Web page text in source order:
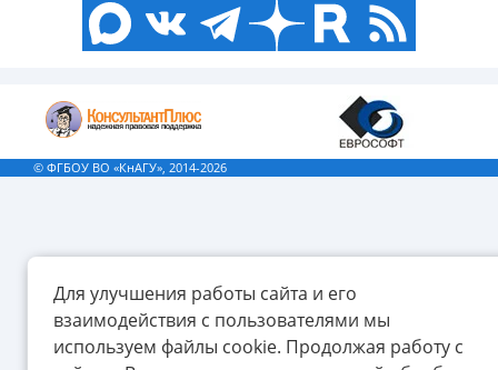
Для улучшения работы сайта и его
взаимодействия с пользователями мы
используем файлы cookie. Продолжая работу с
© ФГБОУ ВО «КнАГУ», 2014-2026